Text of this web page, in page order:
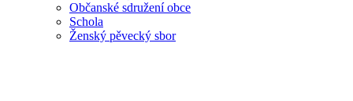
Občanské sdružení obce
Schola
Ženský pěvecký sbor